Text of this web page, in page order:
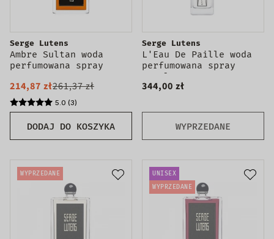
DODAJ DO KOSZYKA
Serge Lutens
Ambre Sultan woda
perfumowana spray
214,87 zł261,37 zł
5.0 (3)
WYPRZEDANE
Serge Lutens
L'Eau De Paille woda
perfumowana spray
100ml
344,00 zł
WYPRZEDANE
UNISEX
WYPRZEDANE